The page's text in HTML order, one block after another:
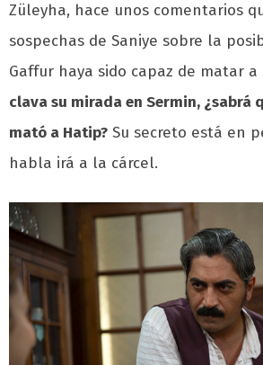
Züleyha, hace unos comentarios
sospechas de Saniye sobre la
Gaffur haya sido capaz de matar
clava su mirada en Sermin, ¿sabrá
mató a Hatip? Su secreto está en
habla irá a la cárcel.